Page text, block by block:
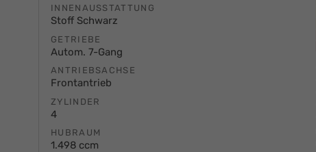
INNENAUSSTATTUNG
Stoff Schwarz
GETRIEBE
Autom. 7-Gang
ANTRIEBSACHSE
Frontantrieb
ZYLINDER
4
HUBRAUM
1.498 ccm